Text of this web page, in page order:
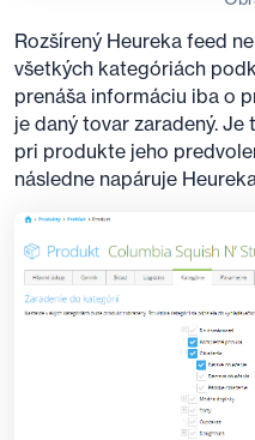
Rozšírený Heureka feed
všetkých kategóriách
prenáša informáciu iba o
je daný tovar zaradený.
pri produkte jeho
následne napáruje